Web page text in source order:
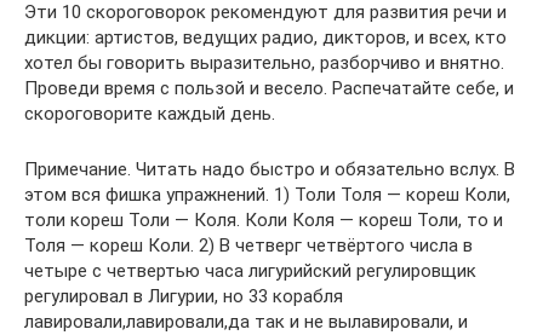
Эти 10 скороговорок рекомендуют для развития речи и
дикции: артистов, ведущих радио, дикторов, и всех, кто
хотел бы говорить выразительно, разборчиво и внятно.
Проведи время с пользой и весело. Распечатайте себе, и
скороговорите каждый день.
Примечание. Читать надо быстро и обязательно вслух. В
этом вся фишка упражнений. 1) Толи Толя — кореш Коли,
толи кореш Толи — Коля. Коли Коля — кореш Толи, то и
Толя — кореш Коли. 2) В четверг четвёртого числа в
четыре с четвертью часа лигурийский регулировщик
регулировал в Лигурии, но 33 корабля
лавировали,лавировали,да так и не вылавировали, и